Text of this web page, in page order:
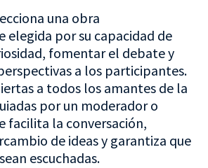
una obra
elegida por su capacidad de
fomentar el debate y
a los participantes.
a todos los amantes de la
por un moderador o
facilita la conversación,
de ideas y garantiza que
escuchadas.